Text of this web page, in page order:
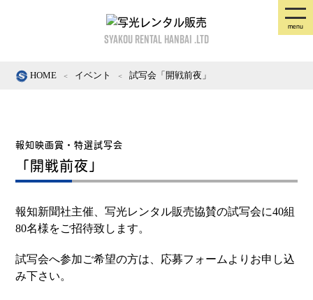
SYAKOU RENTAL HANBAI .LTD
HOME ＜ イベント ＜ 試写会「開戦前夜」
報知映画賞・特選試写会
「開戦前夜」
報知新聞社主催、写光レンタル販売協賛の試写会に40組
80名様をご招待致します。
試写会へ参加ご希望の方は、応募フォームよりお申し込
み下さい。